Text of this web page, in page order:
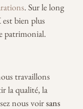
. Sur le long
est bien plus
patrimonial.
travaillons
la qualité, la
nous voirsans